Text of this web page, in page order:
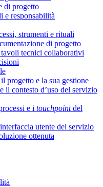
di progetto
e responsabilità
strumenti e rituali
di progetto
tecnici collaborativi
progetto e la sua gestione
il contesto d’uso del servizio
e i touchpointdel
utente del servizio
ottenuta